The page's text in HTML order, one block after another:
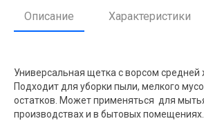
Описание Характеристики
Универсальная щетка с ворсом средней
Подходит для уборки пыли, мелкого
остатков. Может применяться для
производствах и в бытовых помещениях.